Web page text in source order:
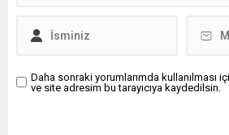
Daha sonraki yorumlarımda kullanılması
ve site adresim bu tarayıcıya kaydedilsin.